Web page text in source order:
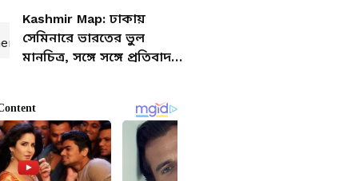
সম্রাটের কপ্টার
Kashmir Map: ঢাকায়
সেমিনারে ভারতের ভুল
মানচিত্র, সঙ্গে সঙ্গে প্রতিবাদ